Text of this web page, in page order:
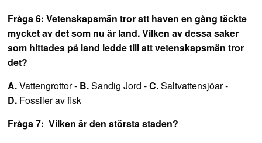
Fråga 6: Vetenskapsmän tror att haven en gång täckte
mycket av det som nu är land. Vilken av dessa saker
som hittades på land ledde till att vetenskapsmän tror
det?
A.Vattengrottor - B.Sandig Jord -C.Saltvattensjöar -
D. Fossiler av fisk
Fråga 7: Vilken är den största staden?